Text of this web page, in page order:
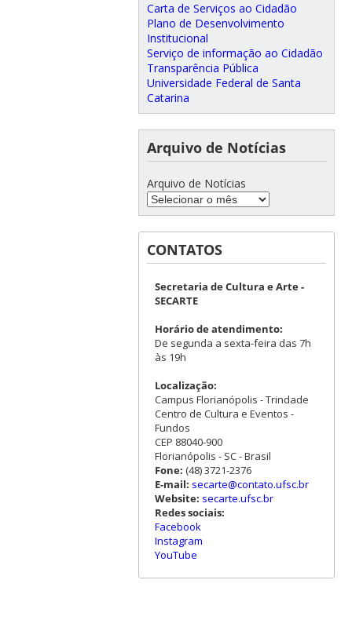
Carta de Serviços ao Cidadão
Plano de Desenvolvimento
Institucional
Serviço de informação ao Cidadão
Transparência Pública
Universidade Federal de Santa
Catarina
Arquivo de Notícias
Arquivo de Notícias
CONTATOS
Secretaria de Cultura e Arte -
SECARTE
Horário de atendimento:
De segunda a sexta-feira das 7h
às 19h
Localização:
Campus Florianópolis - Trindade
Centro de Cultura e Eventos -
Fundos
CEP 88040-900
Florianópolis - SC - Brasil
Fone: (48) 3721-2376
E-mail: secarte@contato.ufsc.br
Website: secarte.ufsc.br
Redes sociais:
Facebook
Instagram
YouTube